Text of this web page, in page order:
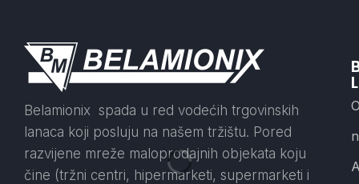
Belamionix spada u red vodećih trgovinskih
lanaca koji posluju na našem tržištu. Pored
razvijene mreže maloprodajnih objekata koju
čine (tržni centri, hipermarketi, supermarketi i